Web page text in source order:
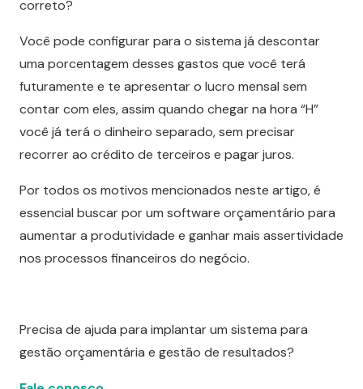
correto?
Você pode configurar para o sistema já descontar
uma porcentagem desses gastos que você terá
futuramente e te apresentar o lucro mensal sem
contar com eles, assim quando chegar na hora “H”
você já terá o dinheiro separado, sem precisar
recorrer ao crédito de terceiros e pagar juros.
Por todos os motivos mencionados neste artigo, é
essencial buscar por um software orçamentário para
aumentar a produtividade e ganhar mais assertividade
nos processos financeiros do negócio.
Precisa de ajuda para implantar um sistema para
gestão orçamentária e gestão de resultados?